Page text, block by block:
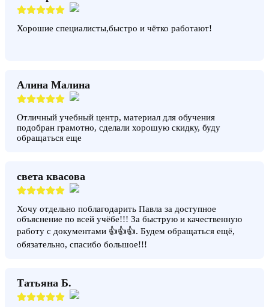
Хорошие специалисты,быстро и чётко работают!
Алина Малина
Отличный учебный центр, материал для обучения
подобран грамотно, сделали хорошую скидку, буду
обращаться еще
света квасова
Хочу отдельно поблагодарить Павла за доступное
объяснение по всей учёбе!!! За быструю и качественную
работу с документами 👍👍👍. Будем обращаться ещё,
обязательно, спасибо большое!!!
Татьяна Б.